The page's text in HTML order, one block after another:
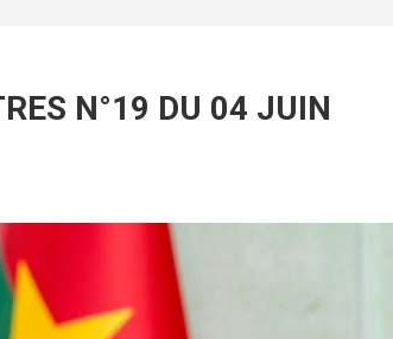
N°19 DU 04 JUIN